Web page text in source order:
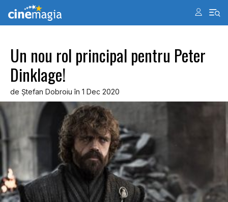
Un nou rol principal pentru Peter
Dinklage!
de Ştefan Dobroiu în 1 Dec 2020